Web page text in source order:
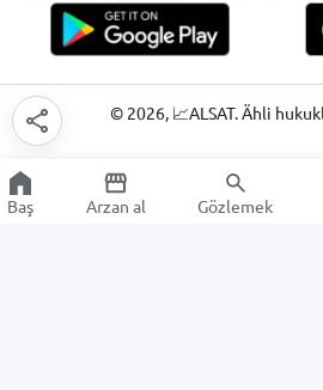
© 2026, 📈ALSAT. Ähli
Baş Arzan al Gözlemek